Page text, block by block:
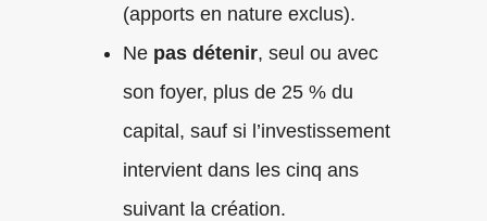
(apports en nature exclus).
Ne pas détenir, seul ou avec
son foyer, plus de 25 % du
capital, sauf si l’investissement
intervient dans les cinq ans
suivant la création.